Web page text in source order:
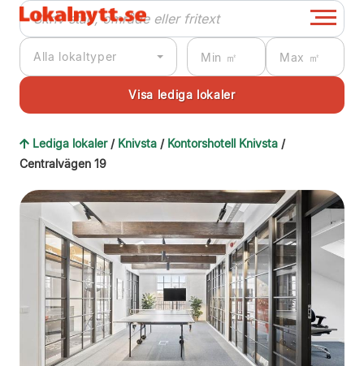
Alla lokaltyper
Lediga lokaler / Knivsta / Kontorshotell Knivsta /
Centralvägen 19